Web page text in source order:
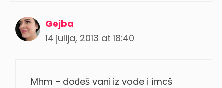
Gejba
14 julija, 2013 at 18:40
Mhm – dođeš vani iz vode i imaš